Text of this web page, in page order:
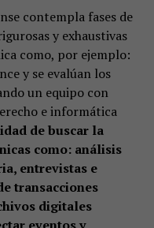
contempla fases de
y exhaustivas
como, por ejemplo:
y se evalúan los
un equipo con
e informática
de buscar la
como: análisis
entrevistas e
transacciones
digitales